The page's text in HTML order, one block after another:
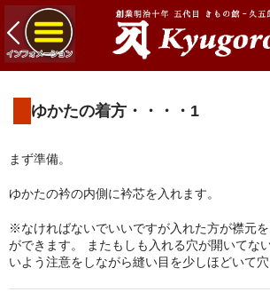
ゆかたの着方・・・・1
まず準備。
ゆかたの衿の内側に衿芯を入れます。
※なければないでいいですが入れた方が襟元
ができます。 またもしも入れる穴が開いてな
いよう注意をしながら縫い目を少しほどいて穴